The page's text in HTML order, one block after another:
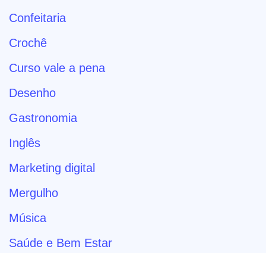
Confeitaria
Crochê
Curso vale a pena
Desenho
Gastronomia
Inglês
Marketing digital
Mergulho
Música
Saúde e Bem Estar